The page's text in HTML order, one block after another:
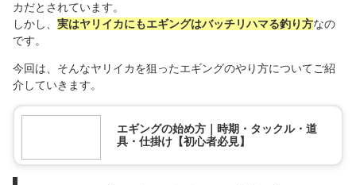
カだとされています。
しかし、 実はヤリイカにもエギングはバッチリハマる釣り方なの
です。
今回は、そんなヤリイカを狙ったエギングのやり方についてご紹
介していきます。
エギングの始め方｜時期・タックル・道
具・仕掛け【初心者必見】